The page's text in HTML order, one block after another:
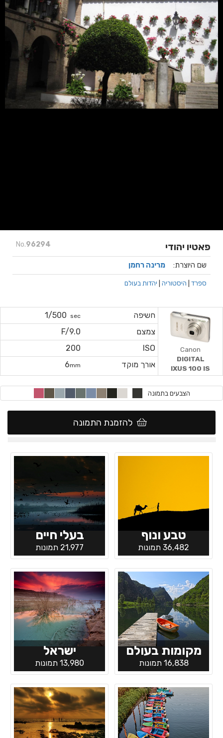
No.96294 פאטיו יהודי
שם היוצרת: מרינה רחמן
ספרד היסטוריה יהדות בעולם
חשיפה sec
1/500
צמצם
F/9.0
ISO
200
אורך מוקד
6mm
Canon
DIGITAL
IXUS 100 IS
הצבעים בתמונה
להזמנת התמונה
טבע ונוף
36,482 תמונות
בעלי חיים
21,977 תמונות
מקומות בעולם
16,838 תמונות
ישראל
13,980 תמונות